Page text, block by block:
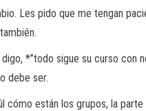
Les pido que me tengan
*”todo sigue su curso
debe ser.
están los grupos, la